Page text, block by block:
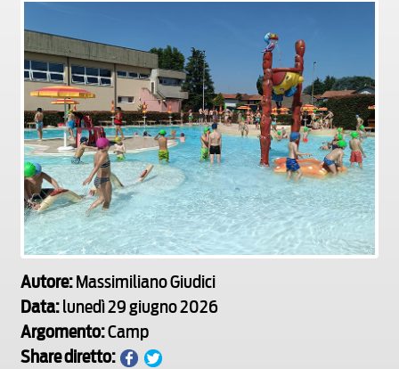
Autore:Massimiliano Giudici
Data:lunedì 29 giugno 2026
Argomento:Camp
Share diretto: